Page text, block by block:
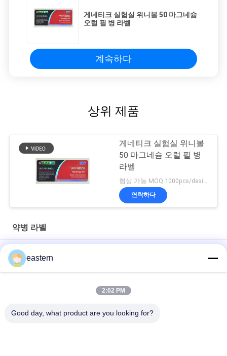
게네티크 실험실 위니볼 50 마그네슘
오럴 필 병 라벨
계속하다
상위 제품
게네티크 실험실 위니볼
50 마그네슘 오럴 필 병
라벨
연락하다
약병 라벨
경구용 시알리스 타달라필 100mg 라벨
SS-31 강한 접착제 라벨 펩타이드 플라스크 라벨
바이오멕스 실험실 기록저장소 동화작용 주문 제작된 브랜드와 광
eastern
2:02 PM
Good day, what product are you looking for?